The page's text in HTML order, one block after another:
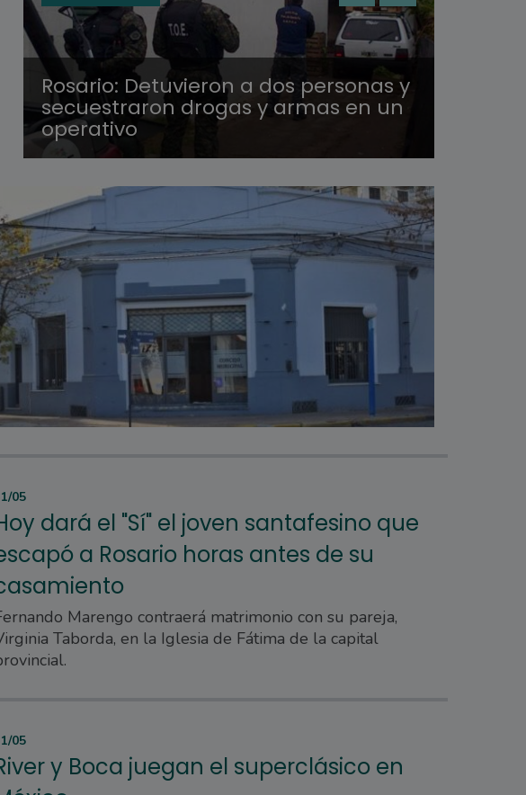
Rosario: Detuvieron a dos personas y
secuestraron drogas y armas en un
operativo
05
dará el "Sí" el joven santafesino que
a Rosario horas antes de su
Marengo contraerá matrimonio con su pareja,
Taborda, en la Iglesia de Fátima de la capital
05
y Boca juegan el superclásico en